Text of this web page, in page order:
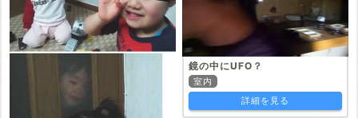
鏡の中にUFO？
室内
詳細を見る